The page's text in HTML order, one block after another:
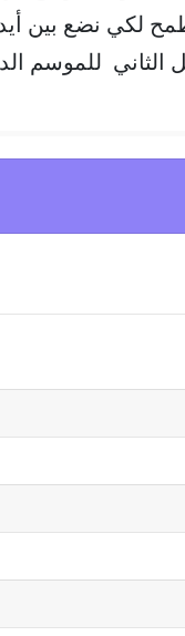
لكي نضع بين أيدي
للموسم الدراسي 2021